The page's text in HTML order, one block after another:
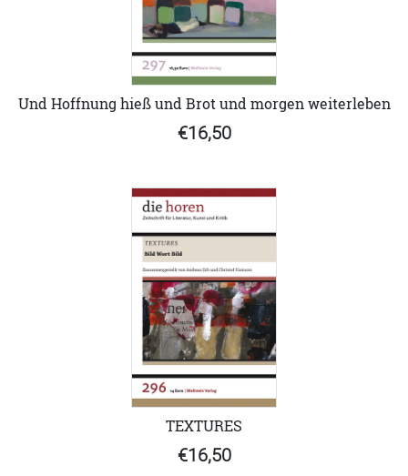
Und Hoffnung hieß und Brot und morgen weiterleben
€16,50
TEXTURES
€16,50